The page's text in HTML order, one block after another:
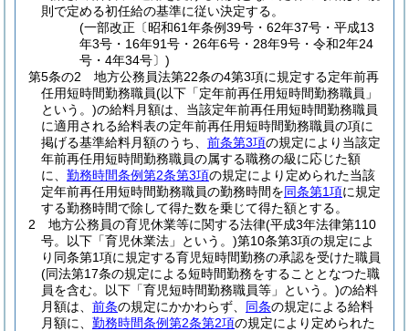
則で定める初任給の基準に従い決定する。
(一部改正〔昭和61年条例39号・62年37号・平成13
年3号・16年91号・26年6号・28年9号・令和2年24
号・4年34号〕)
第5条の2
地方公務員法第22条の4第3項に規定する定年前再
任用短時間勤務職員(以下「定年前再任用短時間勤務職員」
という。)の給料月額は、当該定年前再任用短時間勤務職員
に適用される給料表の定年前再任用短時間勤務職員の項に
掲げる基準給料月額のうち、 前条第3項の規定により当該定
年前再任用短時間勤務職員の属する職務の級に応じた額
に、 勤務時間条例第2条第3項の規定により定められた当該
定年前再任用短時間勤務職員の勤務時間を同条第1項に規定
する勤務時間で除して得た数を乗じて得た額とする。
2
地方公務員の育児休業等に関する法律(平成3年法律第110
号。以下「育児休業法」という。)第10条第3項の規定によ
り同条第1項に規定する育児短時間勤務の承認を受けた職員
(同法第17条の規定による短時間勤務をすることとなつた職
員を含む。以下「育児短時間勤務職員等」という。)の給料
月額は、 前条の規定にかかわらず、 同条の規定による給料
月額に、 勤務時間条例第2条第2項の規定により定められた